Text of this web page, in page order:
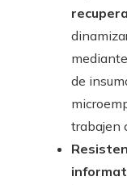
de
trabajen